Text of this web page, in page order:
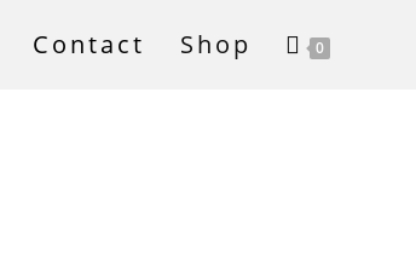
Contact Shop 0